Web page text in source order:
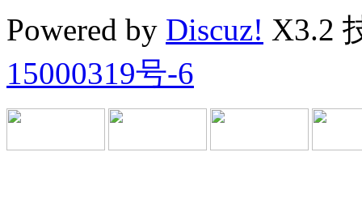
Powered by Discuz! X3.2
15000319号-6